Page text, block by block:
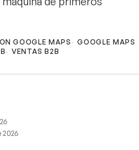
GOOGLE MAPS
GOOGLE MAPS
VENTAS B2B
2026